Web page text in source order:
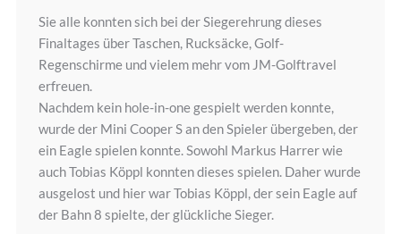
Sie alle konnten sich bei der Siegerehrung dieses
Finaltages über Taschen, Rucksäcke, Golf-
Regenschirme und vielem mehr vom JM-Golftravel
erfreuen.
Nachdem kein hole-in-one gespielt werden konnte,
wurde der Mini Cooper S an den Spieler übergeben, der
ein Eagle spielen konnte. Sowohl Markus Harrer wie
auch Tobias Köppl konnten dieses spielen. Daher wurde
ausgelost und hier war Tobias Köppl, der sein Eagle auf
der Bahn 8 spielte, der glückliche Sieger.